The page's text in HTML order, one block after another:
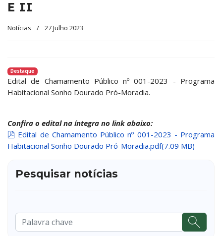
E II
Notícias 27 Julho 2023
Destaque
Edital de Chamamento Público nº 001-2023 - Programa
Habitacional Sonho Dourado Pró-Moradia.
Confira o edital na íntegra no link abaixo:
pdf
Edital de Chamamento Público nº 001-2023 - Programa
Habitacional Sonho Dourado Pró-Moradia.pdf(7.09 MB)
Pesquisar notícias
...